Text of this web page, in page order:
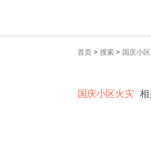
首页 > 搜索 > 国庆小
国庆小区火灾 相